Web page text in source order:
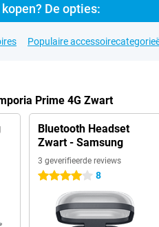
De opties:
Populaire
Prime 4G Zwart
Bluetooth Headset
Zwart - Samsung
3 geverifieerde reviews
4 sterren 8